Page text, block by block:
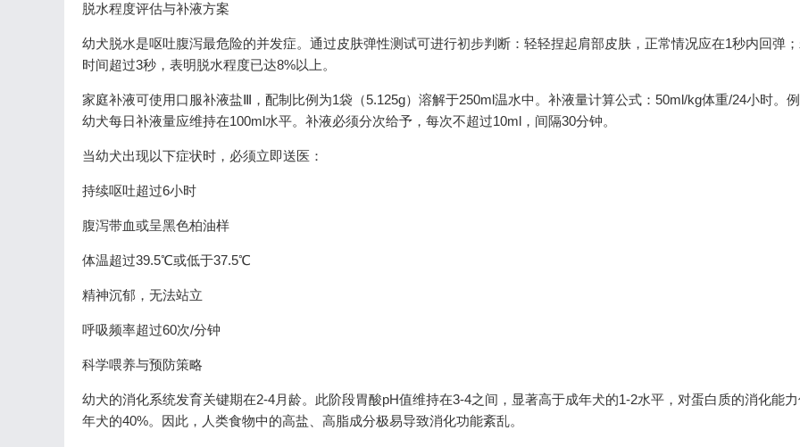
脱水程度评估与补液方案
幼犬脱水是呕吐腹泻最危险的并发症。通过皮肤弹性测试可进行初步判断：轻轻捏起肩部皮肤，正常情况应在1秒内回弹
时间超过3秒，表明脱水程度已达8%以上。
家庭补液可使用口服补液盐Ⅲ，配制比例为1袋（5.125g）溶解于250ml温水中。补液量计算公式：50ml/kg体重/24小时。
幼犬每日补液量应维持在100ml水平。补液必须分次给予，每次不超过10ml，间隔30分钟。
当幼犬出现以下症状时，必须立即送医：
持续呕吐超过6小时
腹泻带血或呈黑色柏油样
体温超过39.5℃或低于37.5℃
精神沉郁，无法站立
呼吸频率超过60次/分钟
科学喂养与预防策略
幼犬的消化系统发育关键期在2-4月龄。此阶段胃酸pH值维持在3-4之间，显著高于成年犬的1-2水平，对蛋白质的消化能
年犬的40%。因此，人类食物中的高盐、高脂成分极易导致消化功能紊乱。